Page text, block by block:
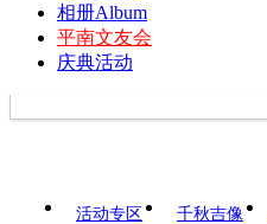
相册Album
平南文友会
庆典活动
活动专区 千秋吉像